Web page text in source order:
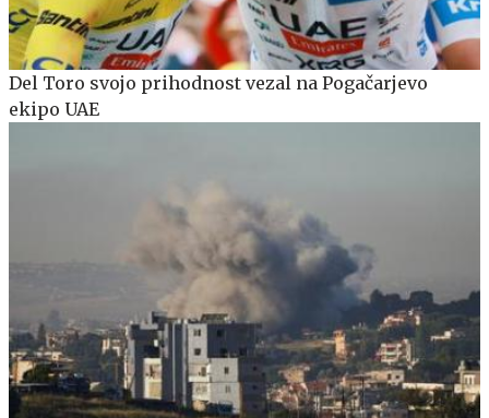
Del Toro svojo prihodnost vezal na Pogačarjevo
ekipo UAE